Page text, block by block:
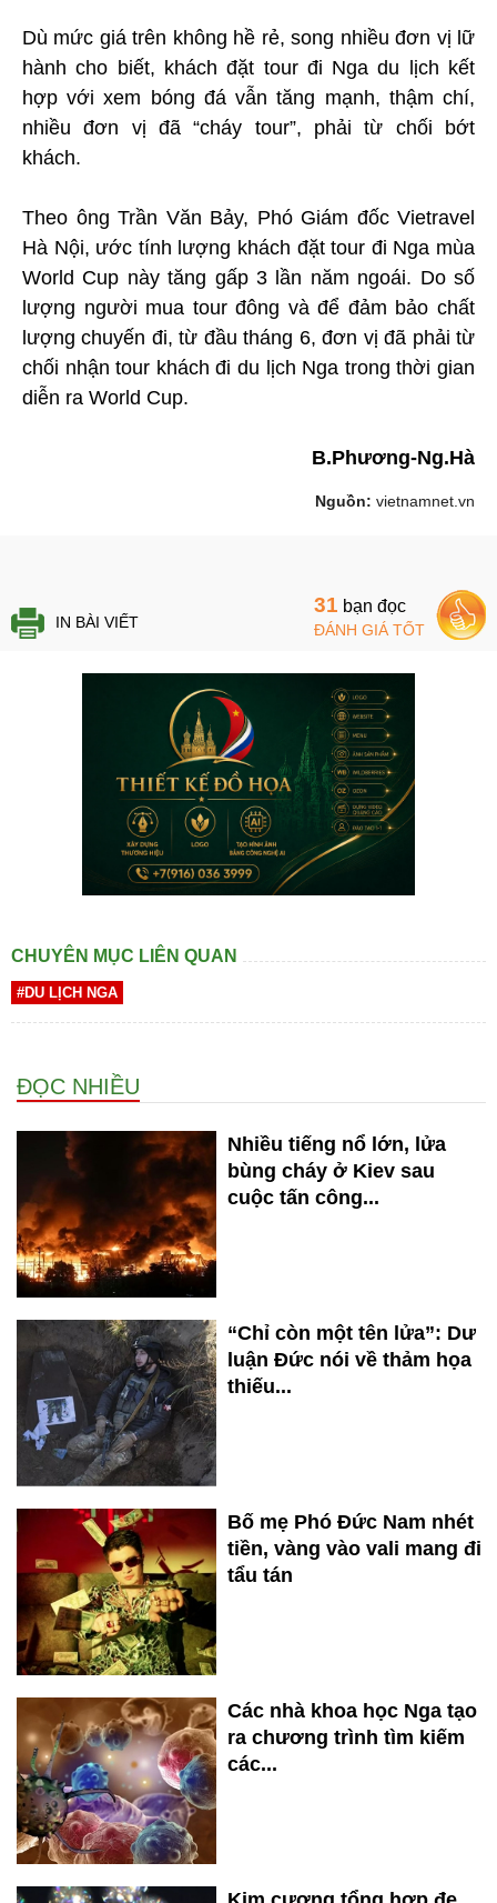
Dù mức giá trên không hề rẻ, song nhiều đơn vị lữ
hành cho biết, khách đặt tour đi Nga du lịch kết
hợp với xem bóng đá vẫn tăng mạnh, thậm chí,
nhiều đơn vị đã “cháy tour”, phải từ chối bớt
khách.
Theo ông Trần Văn Bảy, Phó Giám đốc Vietravel
Hà Nội, ước tính lượng khách đặt tour đi Nga mùa
World Cup này tăng gấp 3 lần năm ngoái. Do số
lượng người mua tour đông và để đảm bảo chất
lượng chuyến đi, từ đầu tháng 6, đơn vị đã phải từ
chối nhận tour khách đi du lịch Nga trong thời gian
diễn ra World Cup.
B.Phương-Ng.Hà
Nguồn: vietnamnet.vn
IN BÀI VIẾT
31 bạn đọc
ĐÁNH GIÁ TỐT
CHUYÊN MỤC LIÊN QUAN
#DU LỊCH NGA
ĐỌC NHIỀU
Nhiều tiếng nổ lớn, lửa
bùng cháy ở Kiev sau
cuộc tấn công...
“Chỉ còn một tên lửa”: Dư
luận Đức nói về thảm họa
thiếu...
Bố mẹ Phó Đức Nam nhét
tiền, vàng vào vali mang đi
tẩu tán
Các nhà khoa học Nga tạo
ra chương trình tìm kiếm
các...